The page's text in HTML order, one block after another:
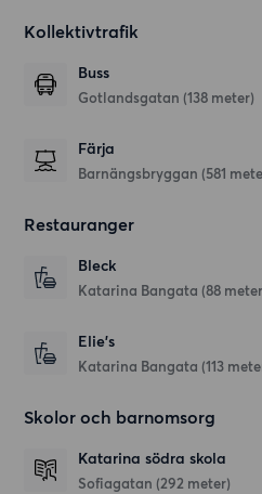
Kollektivtrafik
Buss
Gotlandsgatan (138 meter)
Färja
Barnängsbryggan (581
Restauranger
Bleck
Katarina Bangata (88
Elie's
Katarina Bangata (113
Skolor och barnomsorg
Katarina södra skola
Sofiagatan (292 meter)